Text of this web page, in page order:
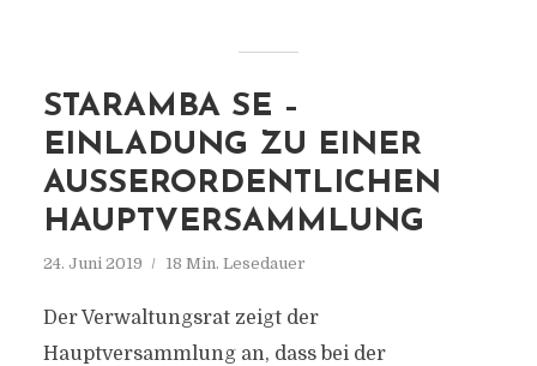
STARAMBA SE –
EINLADUNG ZU EINER
AUSSERORDENTLICHEN H
AUPTVERSAMMLUNG
24. Juni 2019 18 Min. Lesedauer
Der Verwaltungsrat zeigt der
Hauptversammlung an, dass bei der